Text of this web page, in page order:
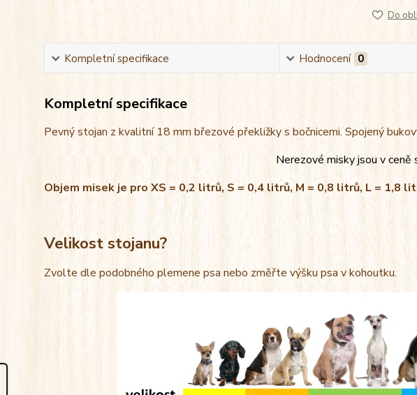
Do
Kompletní specifikace Hodnocení 0
Kompletní specifikace
Pevný stojan z kvalitní 18 mm březové překližky s bočnicemi. Spojený
Nerezové misky jsou v ceně
Objem misek je pro XS = 0,2 litrů, S = 0,4 litrů, M = 0,8 litrů, L = 1,8
Velikost stojanu?
Zvolte dle podobného plemene psa nebo změřte výšku psa v kohoutku.